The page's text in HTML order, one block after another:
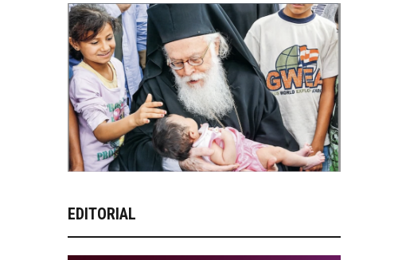
EDITORIAL